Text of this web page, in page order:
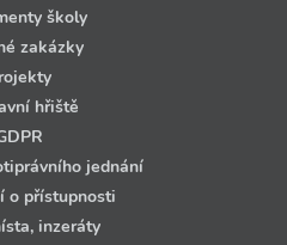
školy
zakázky
hřiště
jednání
o přístupnosti
inzeráty